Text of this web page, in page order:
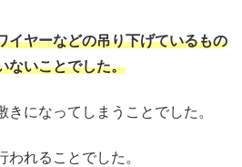
イヤーなどの吊り下げているもの
ないことでした。
きになってしまうことでした。
われることでした。